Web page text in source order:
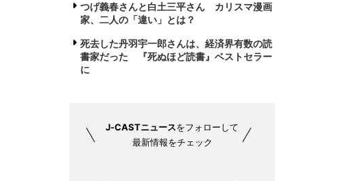
つげ義春さんと白土三平さん カリスマ漫画
家、二人の「違い」とは？
死去した丹羽宇一郎さんは、経済界有数の読
書家だった 『死ぬほど読書』ベストセラー
に
J-CASTニュースをフォローして
最新情報をチェック